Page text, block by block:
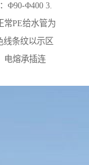
Φ90-Φ400 3.
常PE给水管为
线条纹以示区
电熔承插连